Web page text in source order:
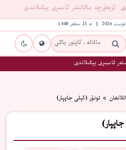
ئۇيغۇرچە ماقالىلەر ئامبىرى يېڭىلاندى
ئامبىرى يېڭىلاندى
» تونۇر (ئېلى جاپپار)